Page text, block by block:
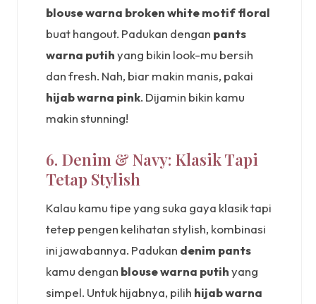
blouse warna broken white motif floral
buat hangout. Padukan dengan pants
warna putihyang bikin look-mu bersih
dan fresh. Nah, biar makin manis, pakai
hijab warna pink. Dijamin bikin kamu
makin stunning!
6. Denim & Navy: Klasik Tapi
Tetap Stylish
Kalau kamu tipe yang suka gaya klasik tapi
tetep pengen kelihatan stylish, kombinasi
ini jawabannya. Padukan denim pants
kamu dengan blouse warna putihyang
simpel. Untuk hijabnya, pilih hijab warna